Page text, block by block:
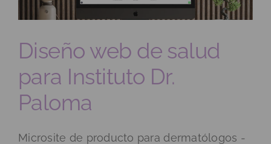
Diseño web de salud
para Instituto Dr.
Paloma
Microsite de producto para dermatólogos -